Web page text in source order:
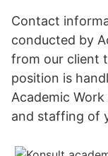
Contact
conducted by
from our client
position is
Academic
and staffing of